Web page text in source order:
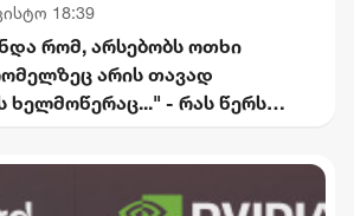
18:39
რომ, არსებობს ოთხი
არის თავად
ხელმოწერაც..." - რას წერს